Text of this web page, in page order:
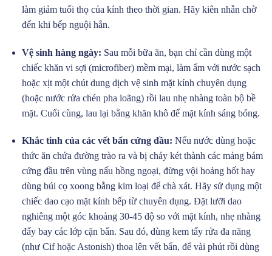
làm giảm tuổi thọ của kính theo thời gian. Hãy kiên nhẫn chờ
đến khi bếp nguội hẳn.
Vệ sinh hàng ngày: Sau mỗi bữa ăn, bạn chỉ cần dùng một
chiếc khăn vi sợi (microfiber) mềm mại, làm ẩm với nước sạch
hoặc xịt một chút dung dịch vệ sinh mặt kính chuyên dụng
(hoặc nước rửa chén pha loãng) rồi lau nhẹ nhàng toàn bộ bề
mặt. Cuối cùng, lau lại bằng khăn khô để mặt kính sáng bóng.
Khắc tinh của các vết bẩn cứng đầu: Nếu nước dùng hoặc
thức ăn chứa đường trào ra và bị cháy két thành các mảng bám
cứng đầu trên vùng nấu hồng ngoại, đừng vội hoảng hốt hay
dùng búi cọ xoong bằng kim loại để chà xát. Hãy sử dụng một
chiếc dao cạo mặt kính bếp từ chuyên dụng. Đặt lưỡi dao
nghiêng một góc khoảng 30-45 độ so với mặt kính, nhẹ nhàng
đẩy bay các lớp cặn bẩn. Sau đó, dùng kem tẩy rửa đa năng
(như Cif hoặc Astonish) thoa lên vết bẩn, để vài phút rồi dùng